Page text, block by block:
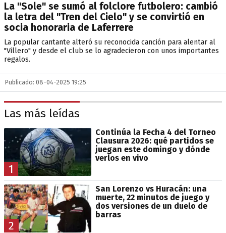
La "Sole" se sumó al folclore futbolero: cambió
la letra del "Tren del Cielo" y se convirtió en
socia honoraria de Laferrere
La popular cantante alteró su reconocida canción para alentar al
"Villero" y desde el club se lo agradecieron con unos importantes
regalos.
Publicado: 08-04-2025 19:25
Las más leídas
1
Continúa la Fecha 4 del Torneo
Clausura 2026: qué partidos se
juegan este domingo y dónde
verlos en vivo
2
San Lorenzo vs Huracán: una
muerte, 22 minutos de juego y
dos versiones de un duelo de
barras